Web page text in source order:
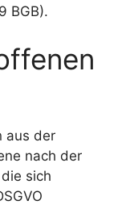
BGB).
aus der
nach der
sich